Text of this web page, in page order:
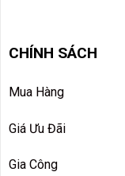
CHÍNH SÁCH
Mua Hàng
Giá Ưu Đãi
Gia Công